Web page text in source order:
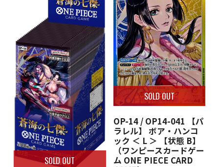
SOLD OUT
SOLD OUT
OP-14 / OP14-041 【パ
ラレル】 ボア・ハンコ
ック ＜ L ＞ 【状態 B】
（ワンピースカードゲー
ム ONE PIECE CARD